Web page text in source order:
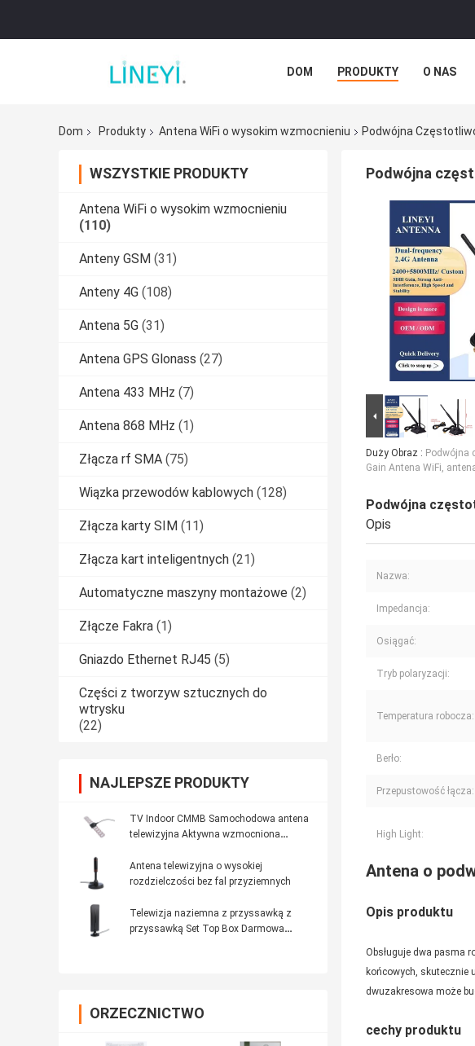
DOM PRODUKTY O NAS
Dom
Produkty Antena WiFi o wysokim wzmocnieniu Podwójna
WSZYSTKIE PRODUKTY
Antena WiFi o wysokim wzmocnieniu
(110)
Anteny GSM (31)
Anteny 4G (108)
Antena 5G (31)
Antena GPS Glonass (27)
Antena 433 MHz (7)
Antena 868 MHz (1)
Złącza rf SMA (75)
Wiązka przewodów kablowych (128)
Złącza karty SIM (11)
Złącza kart inteligentnych (21)
Automatyczne maszyny montażowe (2)
Złącze Fakra (1)
Gniazdo Ethernet RJ45 (5)
Części z tworzyw sztucznych do
wtrysku
(22)
NAJLEPSZE PRODUKTY
TV Indoor CMMB Samochodowa antena
telewizyjna Aktywna wzmocniona
Antena telewizyjna o wysokiej
rozdzielczości bez fal przyziemnych
Telewizja naziemna z przyssawką z
przyssawką Set Top Box Darmowa
ORZECZNICTWO
Podwójna
Duży Obraz : Podwójna
Gain Antena WiFi,
Podwójna
Opis
Nazwa:
Impedancja:
Osiągać:
Tryb polaryzacji:
Temperatura robocza:
Berło:
Przepustowość łącza:
High Light:
Antena o
Opis produktu
Obsługuje dwa pasma
końcowych, skutecznie
dwuzakresowa może
cechy produktu